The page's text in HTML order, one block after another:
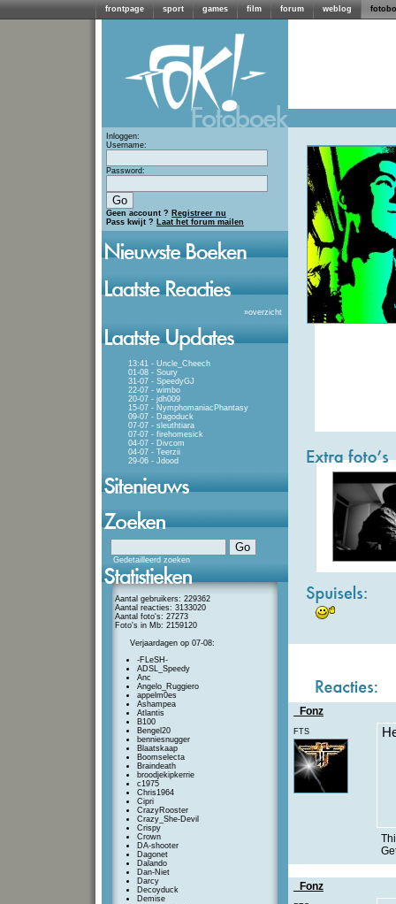
frontpage sport games film forum weblog
Inloggen:
Username:
Password:
Geen account ? Registreer nu
Pass kwijt ? Laat het forum mailen
»overzicht
13:41 - Uncle_Cheech
01-08 - Soury
31-07 - SpeedyGJ
22-07 - wimbo
20-07 - jdh009
15-07 - NymphomaniacPhantasy
09-07 - Dagoduck
07-07 - sleuthtiara
07-07 - firehomesick
04-07 - Divcom
04-07 - Teerzii
29-06 - Jdood
Gedetailleerd zoeken
Aantal gebruikers: 229362
Aantal reacties: 3133020
Aantal foto's: 27273
Foto's in Mb: 2159120
Verjaardagen op 07-08:
-FLeSH-
ADSL_Speedy
Anc
Angelo_Ruggiero
appelm0es
Ashampea
Atlantis
B100
Bengel20
benniesnugger
Blaatskaap
Boomselecta
Braindeath
broodjekipkerrie
c1975
Chris1964
Cipri
CrazyRooster
Crazy_She-Devil
Crispy
Crown
DA-shooter
Dagonet
Dalando
Dan-Niet
Darcy
Decoyduck
Demise
_Fonz
FTS
_Fonz